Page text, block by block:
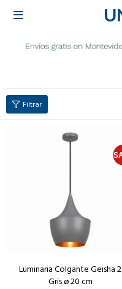

Luminaria Colgante Geisha 2
Gris ø 20 cm